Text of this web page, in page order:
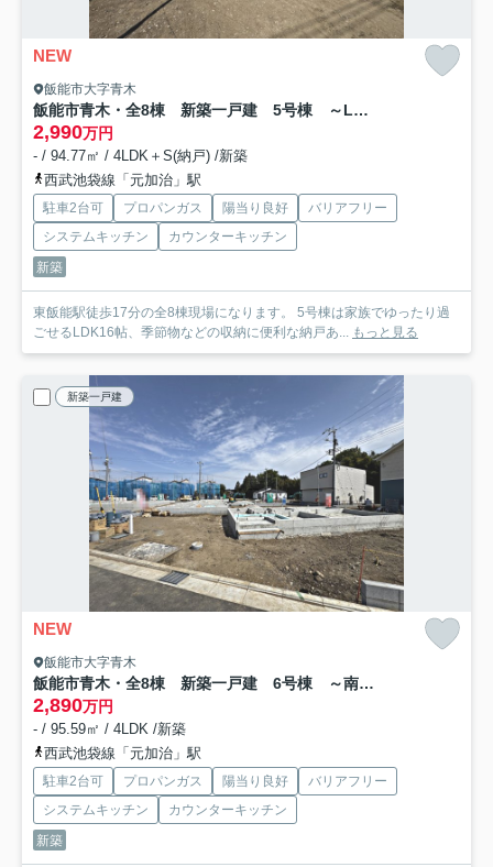
NEW
飯能市大字青木
飯能市青木・全8棟 新築一戸建 5号棟 ～LDK16帖～
2,990万円
- / 94.77㎡ / 4LDK＋S(納戸) /新築
西武池袋線「元加治」駅
駐車2台可 プロパンガス 陽当り良好
バリアフリー
システムキッチン
カウンターキッチン
新築
東飯能駅徒歩17分の全8棟現場になります。 5号棟は家族でゆったり過
ごせるLDK16帖、季節物などの収納に便利な納戸あ... もっと見る
新築一戸建
NEW
飯能市大字青木
飯能市青木・全8棟 新築一戸建 6号棟 ～南西角地～
2,890万円
- / 95.59㎡ / 4LDK /新築
西武池袋線「元加治」駅
駐車2台可 プロパンガス 陽当り良好
バリアフリー
システムキッチン
カウンターキッチン
新築